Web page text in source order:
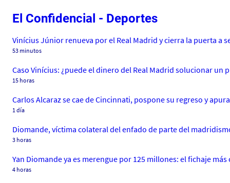
El Confidencial - Deportes
Vinícius Júnior renueva por el Real Madrid y cierra la puerta a
53 minutos
Caso Vinícius: ¿puede el dinero del Real Madrid solucionar un
15 horas
Carlos Alcaraz se cae de Cincinnati, pospone su regreso y
1 día
Diomande, víctima colateral del enfado de parte del
3 horas
Yan Diomande ya es merengue por 125 millones: el fichaje
4 horas